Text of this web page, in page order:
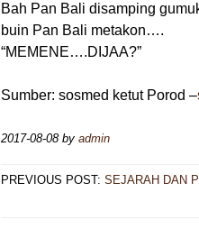
Bah Pan Bali disamping
buin Pan Bali metakon….
“MEMENE….DIJAA?”
Sumber: sosmed ketut Porod –
2017-08-08byadmin
PREVIOUS POST:SEJARAH DAN